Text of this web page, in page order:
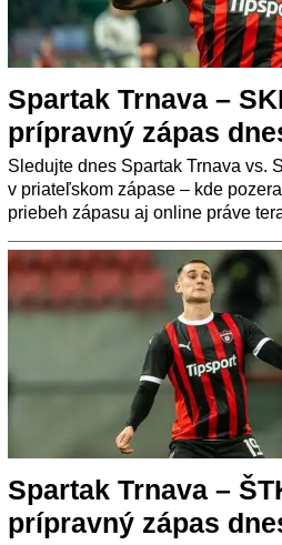
Spartak Trnava –
prípravný zápas
Sledujte dnes Spartak Trnava vs.
v priateľskom zápase – kde
priebeh zápasu aj online práve
Spartak Trnava –
prípravný zápas